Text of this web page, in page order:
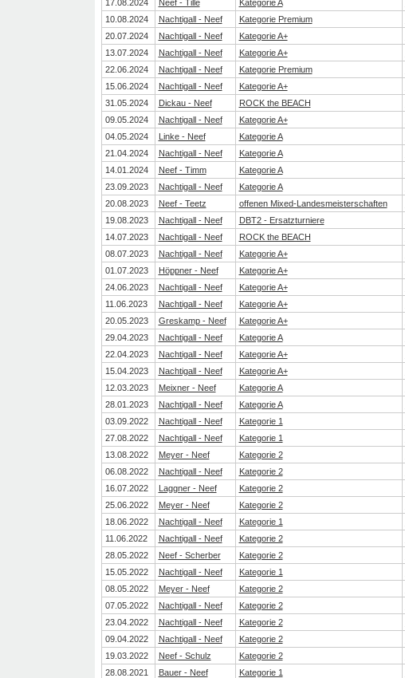
17.08.2024
Neef - Tille Kategorie A
10.08.2024
Nachtigall - Neef Kategorie Premium
20.07.2024
Nachtigall - Neef Kategorie A+
13.07.2024
Nachtigall - Neef Kategorie A+
22.06.2024
Nachtigall - Neef Kategorie Premium
15.06.2024
Nachtigall - Neef Kategorie A+
31.05.2024
Dickau - Neef ROCK the BEACH
09.05.2024
Nachtigall - Neef Kategorie A+
04.05.2024
Linke - Neef Kategorie A
21.04.2024
Nachtigall - Neef Kategorie A
14.01.2024
Neef - Timm Kategorie A
23.09.2023
Nachtigall - Neef Kategorie A
20.08.2023
Neef - Teetz offenen Mixed-Landesmeisterschaften
19.08.2023
Nachtigall - Neef DBT2 - Ersatzturniere
14.07.2023
Nachtigall - Neef ROCK the BEACH
08.07.2023
Nachtigall - Neef Kategorie A+
01.07.2023
Höppner - Neef Kategorie A+
24.06.2023
Nachtigall - Neef Kategorie A+
11.06.2023
Nachtigall - Neef Kategorie A+
20.05.2023
Greskamp - Neef Kategorie A+
29.04.2023
Nachtigall - Neef Kategorie A
22.04.2023
Nachtigall - Neef Kategorie A+
15.04.2023
Nachtigall - Neef Kategorie A+
12.03.2023
Meixner - Neef Kategorie A
28.01.2023
Nachtigall - Neef Kategorie A
03.09.2022
Nachtigall - Neef Kategorie 1
27.08.2022
Nachtigall - Neef Kategorie 1
13.08.2022
Meyer - Neef Kategorie 2
06.08.2022
Nachtigall - Neef Kategorie 2
16.07.2022
Laggner - Neef Kategorie 2
25.06.2022
Meyer - Neef Kategorie 2
18.06.2022
Nachtigall - Neef Kategorie 1
11.06.2022
Nachtigall - Neef Kategorie 2
28.05.2022
Neef - Scherber Kategorie 2
15.05.2022
Nachtigall - Neef Kategorie 1
08.05.2022
Meyer - Neef Kategorie 2
07.05.2022
Nachtigall - Neef Kategorie 2
23.04.2022
Nachtigall - Neef Kategorie 2
09.04.2022
Nachtigall - Neef Kategorie 2
19.03.2022
Neef - Schulz Kategorie 2
28.08.2021
Bauer - Neef Kategorie 1